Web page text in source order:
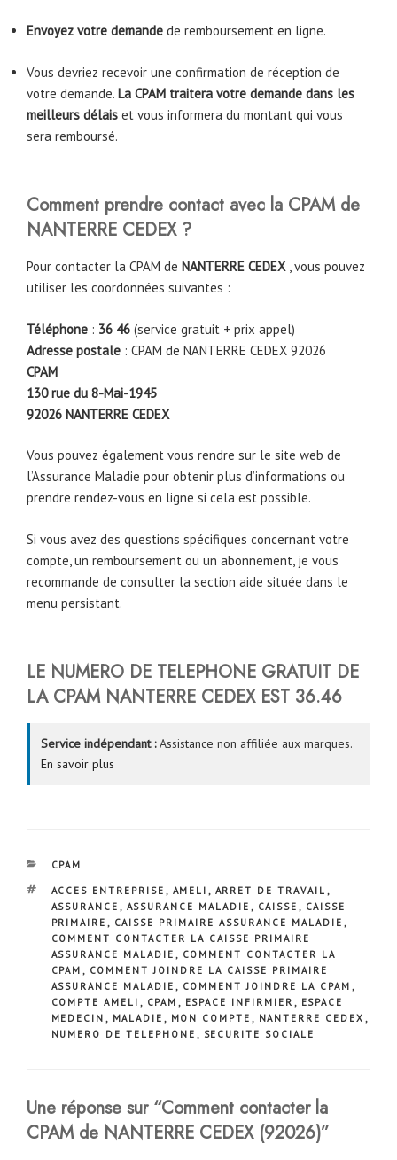
Envoyez votre demande de remboursement en ligne.
Vous devriez recevoir une confirmation de réception de
votre demande. La CPAM traitera votre demande dans les
meilleurs délais et vous informera du montant qui vous
sera remboursé.
Comment prendre contact avec la CPAM de
NANTERRE CEDEX ?
Pour contacter la CPAM de NANTERRE CEDEX , vous pouvez
utiliser les coordonnées suivantes :
Téléphone : 36 46 (service gratuit + prix appel)
Adresse postale : CPAM de NANTERRE CEDEX 92026
CPAM
130 rue du 8-Mai-1945
92026 NANTERRE CEDEX
Vous pouvez également vous rendre sur le site web de
l’Assurance Maladie pour obtenir plus d’informations ou
prendre rendez-vous en ligne si cela est possible.
Si vous avez des questions spécifiques concernant votre
compte, un remboursement ou un abonnement, je vous
recommande de consulter la section aide située dans le
menu persistant.
LE NUMERO DE TELEPHONE GRATUIT DE
LA CPAM NANTERRE CEDEX EST 36.46
Service indépendant :Assistance non affiliée aux marques.
En savoir plus
CATÉGORIES
CPAM
ÉTIQUETTES
ACCES ENTREPRISE , AMELI , ARRET DE TRAVAIL ,
ASSURANCE , ASSURANCE MALADIE , CAISSE , CAISSE
PRIMAIRE , CAISSE PRIMAIRE ASSURANCE MALADIE ,
COMMENT CONTACTER LA CAISSE PRIMAIRE
ASSURANCE MALADIE , COMMENT CONTACTER LA
CPAM , COMMENT JOINDRE LA CAISSE PRIMAIRE
ASSURANCE MALADIE , COMMENT JOINDRE LA CPAM ,
COMPTE AMELI , CPAM , ESPACE INFIRMIER , ESPACE
MEDECIN , MALADIE , MON COMPTE , NANTERRE CEDEX ,
NUMERO DE TELEPHONE , SECURITE SOCIALE
Une réponse sur “Comment contacter la
CPAM de NANTERRE CEDEX (92026)”